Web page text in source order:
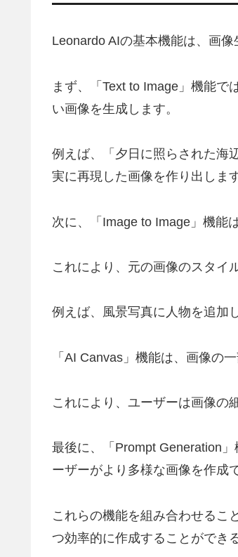
Leonardo AIの基本機能は、画
まず、「Text to Image」機能で
い画像を生成します。
例えば、「夕日に照らされた海
実に再現した画像を作り出します
次に、「Image to Image」機能
これにより、元の画像のスタイ
例えば、風景写真に人物を追加
「AI Canvas」機能は、画像の
これにより、ユーザーは画像の
最後に、「Prompt Generation
ーザーがより多様な画像を作成
これらの機能を組み合わせるこ
つ効率的に作成することができ